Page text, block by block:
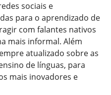
sociais e
para o aprendizado de
com falantes nativos
mais informal. Além
atualizado sobre as
de línguas, para
mais inovadores e